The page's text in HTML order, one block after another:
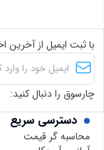
دسترسی سریع
محاسبه گر قیمت
با ثبت ایمیل از آخرین
چارسوق را دنبال کنید: